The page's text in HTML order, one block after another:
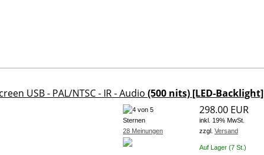
USB - PAL/NTSC - IR - Audio(500 nits) [LED-Backlight]
28 Meinungen
298.00 EUR
inkl. 19% MwSt.
zzgl. Versand
Auf Lager (7 St.)